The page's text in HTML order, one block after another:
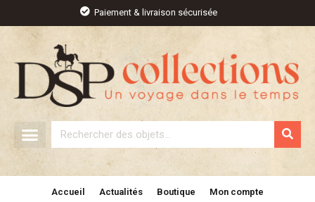
contenu
Paiement & livraison sécurisée
Rechercher
Accueil Actualités Boutique Mon compte